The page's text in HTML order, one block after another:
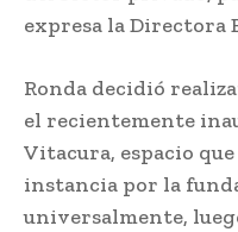
expresa la Directora
Ronda decidió
el recientemente
Vitacura, espacio
instancia por la
universalmente,